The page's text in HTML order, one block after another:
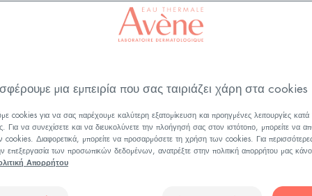
ΤΟΥ ΔΕΡΜΑΤΟΣ
και η θαμπή επιδερμίδα αποτελούν
διορθωτική φροντίδα.
μια εμπειρία που σας ταιριάζει χάρη στα cookies
cookies για να σας παρέχουμε καλύτερη εξατομίκευση και προηγμένες λειτουργίες
Για να συνεχίσετε και να διευκολύνετε την πλοήγησή σας στον ιστότοπο, μπορείτε να
Διαφορετικά, μπορείτε να προσαρμόσετε τη χρήση των cookies. Για
επεξεργασία των προσωπικών δεδομένων, ανατρέξτε στην πολιτική απορρήτου μας
Απορρήτου